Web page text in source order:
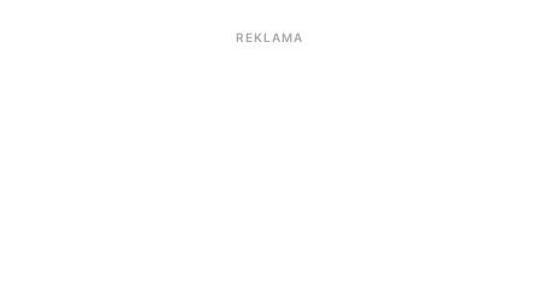
REKLAMA